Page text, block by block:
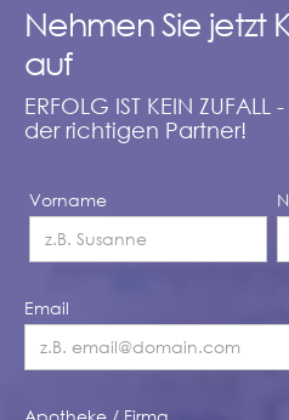
Nehmen Sie jetzt
auf
ERFOLG IST KEIN
der richtigen Partner!
Vorname
Email
Apotheke / Firma